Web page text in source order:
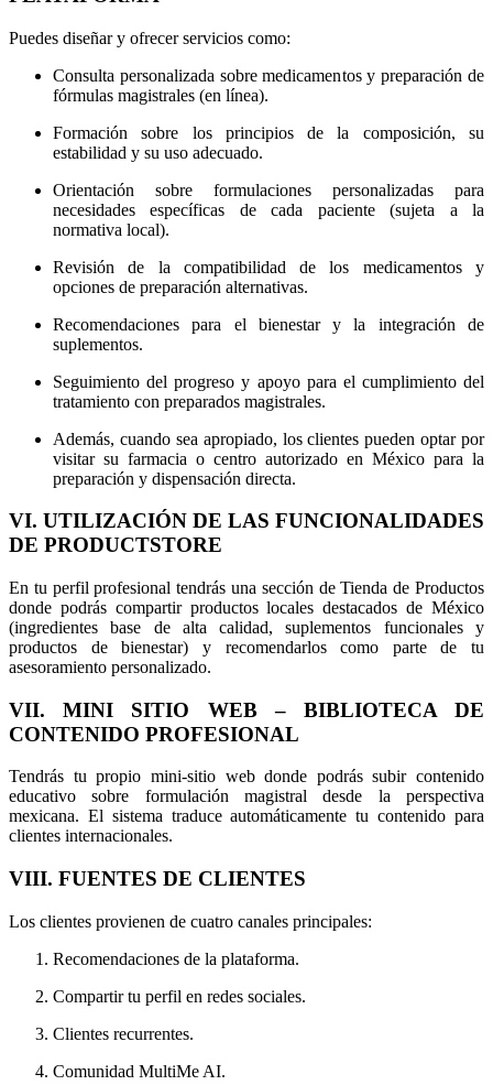
Puedes diseñar y ofrecer servicios como:
Consulta personalizada sobre medicamentos y preparación de
fórmulas magistrales (en línea).
Formación sobre los principios de la composición, su
estabilidad y su uso adecuado.
Orientación sobre formulaciones personalizadas para
necesidades específicas de cada paciente (sujeta a la
normativa local).
Revisión de la compatibilidad de los medicamentos y
opciones de preparación alternativas.
Recomendaciones para el bienestar y la integración de
suplementos.
Seguimiento del progreso y apoyo para el cumplimiento del
tratamiento con preparados magistrales.
Además, cuando sea apropiado, los clientes pueden optar por
visitar su farmacia o centro autorizado en México para la
preparación y dispensación directa.
VI. UTILIZACIÓN DE LAS FUNCIONALIDADES
DE PRODUCTSTORE
En tu perfil profesional tendrás una sección de Tienda de Productos
donde podrás compartir productos locales destacados de México
(ingredientes base de alta calidad, suplementos funcionales y
productos de bienestar) y recomendarlos como parte de tu
asesoramiento personalizado.
VII. MINI SITIO WEB – BIBLIOTECA DE
CONTENIDO PROFESIONAL
Tendrás tu propio mini-sitio web donde podrás subir contenido
educativo sobre formulación magistral desde la perspectiva
mexicana. El sistema traduce automáticamente tu contenido para
clientes internacionales.
VIII. FUENTES DE CLIENTES
Los clientes provienen de cuatro canales principales:
Recomendaciones de la plataforma.
Compartir tu perfil en redes sociales.
Clientes recurrentes.
Comunidad MultiMe AI.